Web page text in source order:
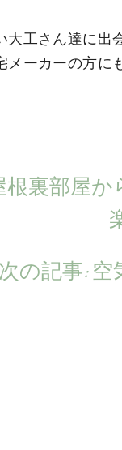
工さん達に出
ーカーの方に
事:
根裏部屋
次の記事:次
空